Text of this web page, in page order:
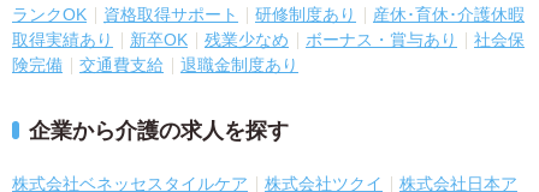
ランクOK
資格取得サポート 研修制度あり
産休･育休･介護休暇
取得実績あり
新卒OK 残業少なめ ボーナス・賞与あり
社会保
険完備
交通費支給 退職金制度あり
企業から介護の求人を探す
株式会社ベネッセスタイルケア 株式会社ツクイ
株式会社日本ア